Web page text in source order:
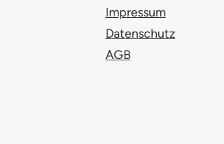
Impressum
Datenschutz
AGB